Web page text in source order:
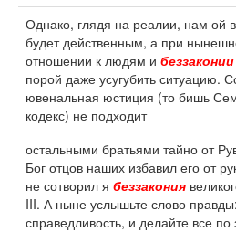
Однако, глядя на реалии, нам ой
будет действенным, а при
отношении к людям и беззаконии
порой даже усугубить ситуацию.
ювенальная юстиция (то бишь
кодекс) не подходит
остальными братьями тайно от
Бог отцов наших избавил его от
не сотворил я беззакония
III. А ныне услышьте слово
справедливость, и делайте все по